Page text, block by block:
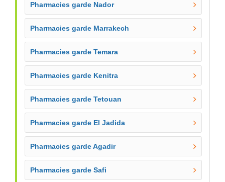
Pharmacies garde Nador
Pharmacies garde Marrakech
Pharmacies garde Temara
Pharmacies garde Kenitra
Pharmacies garde Tetouan
Pharmacies garde El Jadida
Pharmacies garde Agadir
Pharmacies garde Safi